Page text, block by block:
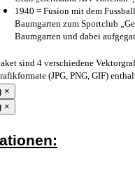
1940 = Fusion mit dem
Baumgarten zum Sportclub
Baumgarten und dabei
sind 4 verschiedene
(JPG, PNG, GIF)
×
×